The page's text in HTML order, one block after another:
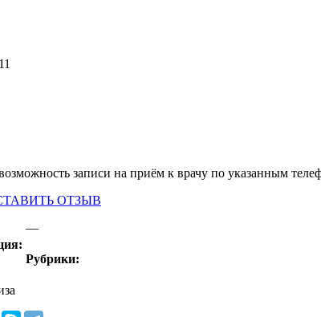
записи на приём к врачу по указанным
ОТЗЫВ
—
Рубрики: